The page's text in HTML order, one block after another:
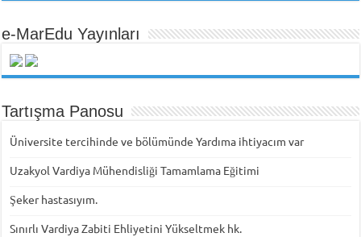
e-MarEdu Yayınları
Tartışma Panosu
Üniversite tercihinde ve bölümünde Yardıma ihtiyacım var
Uzakyol Vardiya Mühendisliği Tamamlama Eğitimi
Şeker hastasıyım.
Sınırlı Vardiya Zabiti Ehliyetini Yükseltmek hk.